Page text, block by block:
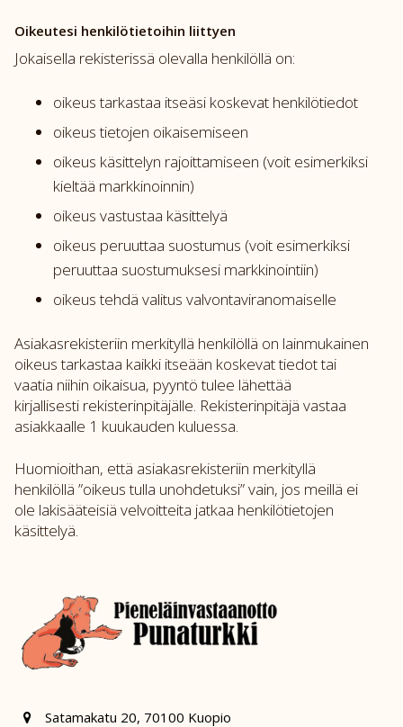
Oikeutesi henkilötietoihin liittyen
Jokaisella rekisterissä olevalla henkilöllä on:
oikeus tarkastaa itseäsi koskevat henkilötiedot
oikeus tietojen oikaisemiseen
oikeus käsittelyn rajoittamiseen (voit esimerkiksi
kieltää markkinoinnin)
oikeus vastustaa käsittelyä
oikeus peruuttaa suostumus (voit esimerkiksi
peruuttaa suostumuksesi markkinointiin)
oikeus tehdä valitus valvontaviranomaiselle
Asiakasrekisteriin merkityllä henkilöllä on lainmukainen
oikeus tarkastaa kaikki itseään koskevat tiedot tai
vaatia niihin oikaisua, pyyntö tulee lähettää
kirjallisesti rekisterinpitäjälle. Rekisterinpitäjä vastaa
asiakkaalle 1 kuukauden kuluessa.
Huomioithan, että asiakasrekisteriin merkityllä
henkilöllä ”oikeus tulla unohdetuksi” vain, jos meillä ei
ole lakisääteisiä velvoitteita jatkaa henkilötietojen
käsittelyä.
Satamakatu 20, 70100 Kuopio